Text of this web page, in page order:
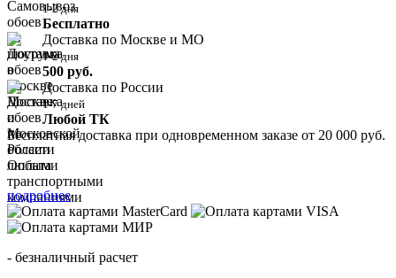
1-2 дня
Бесплатно
Доставка по Москве и МО
1-2 дня
500 руб.
Доставка по России
1-7 дней
Любой ТК
Бесплатная доставка при одновременном заказе от 20 000 руб.
Оплата
подробнее
- безналичный расчет